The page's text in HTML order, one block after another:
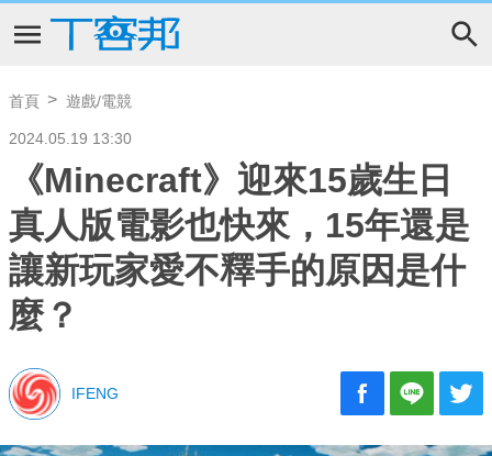
首頁 遊戲/電競
2024.05.19 13:30
《Minecraft》迎來15歲生日
真人版電影也快來，15年還是
讓新玩家愛不釋手的原因是什
麼？
IFENG